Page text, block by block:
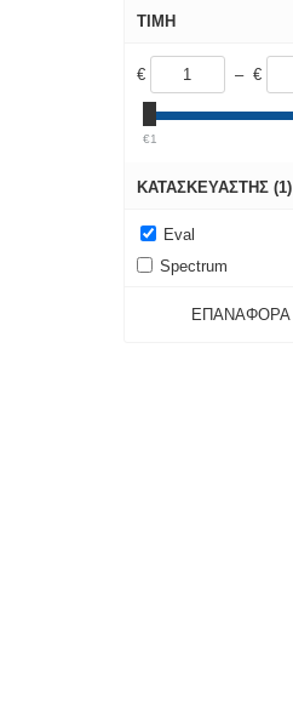
ΤΙΜΉ
€ – €
€1
ΚΑΤΑΣΚΕΥΑΣΤΉΣ (1)
Eval
Spectrum
ΕΠΑΝΑΦΟΡΆ